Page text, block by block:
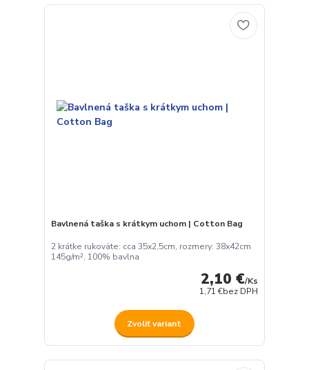
Bavlnená taška s krátkym uchom | Cotton Bag
2 krátke rukoväte: cca 35x2,5cm, rozmery: 38x42cm
145g/m², 100% bavlna
2,10 €/Ks
1,71 €bez DPH
Zvoliť variant